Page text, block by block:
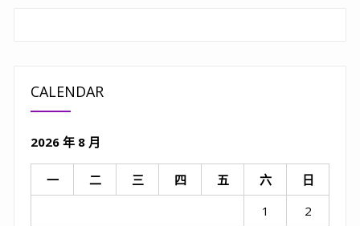
CALENDAR
2026 年 8 月
一 二 三 四 五 六
日
1
2